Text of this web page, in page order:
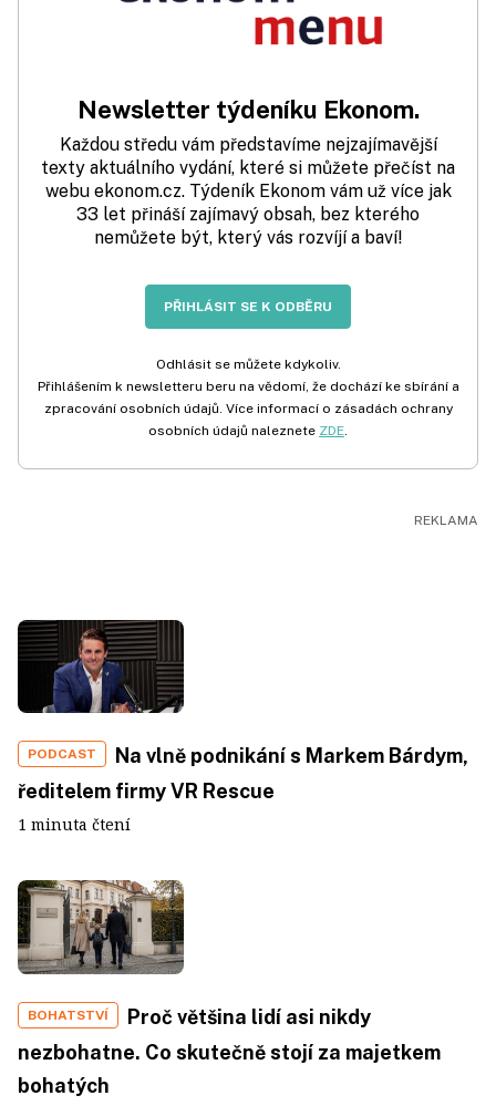
Newsletter týdeníku Ekonom.
Každou středu vám představíme nejzajímavější
texty aktuálního vydání, které si můžete přečíst na
webu ekonom.cz. Týdeník Ekonom vám už více jak
33 let přináší zajímavý obsah, bez kterého
nemůžete být, který vás rozvíjí a baví!
PŘIHLÁSIT SE K ODBĚRU
Odhlásit se můžete kdykoliv.
Přihlášením k newsletteru beru na vědomí, že dochází ke sbírání a
zpracování osobních údajů. Více informací o zásadách ochrany
osobních údajů naleznete ZDE.
PODCAST
Na vlně podnikání s Markem Bárdym,
ředitelem firmy VR Rescue
1 minuta čtení
BOHATSTVÍ
Proč většina lidí asi nikdy
nezbohatne. Co skutečně stojí za majetkem
bohatých